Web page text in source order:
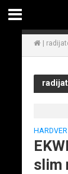
|
HARDVER
slim